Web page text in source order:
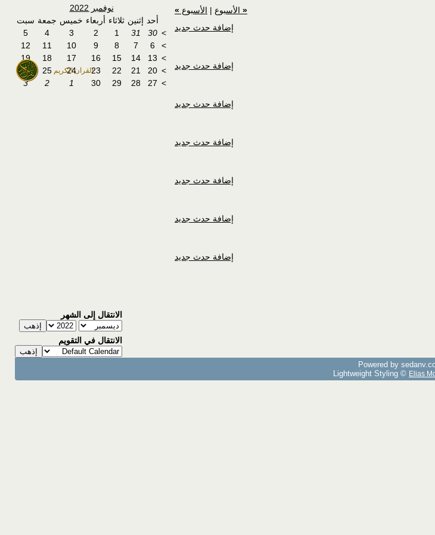
القران الكريم
« الأسبوع | الأسبوع »
إضافة حدث جديد
إضافة حدث جديد
إضافة حدث جديد
إضافة حدث جديد
إضافة حدث جديد
إضافة حدث جديد
إضافة حدث جديد
نوفمبر 2022
أحد إثنين ثلاثاء أربعاء خميس جمعة سبت
>
30
31
1
2
3
4
5
>
6
7
8
9
10
11
12
>
13
14
15
16
17
18
19
>
20
21
22
23
24
25
26
>
27
28
29
30
1
2
3
الانتقال إلى الشهر
الانتقال في التقويم
Powered by
Lightweight Styling © Elias